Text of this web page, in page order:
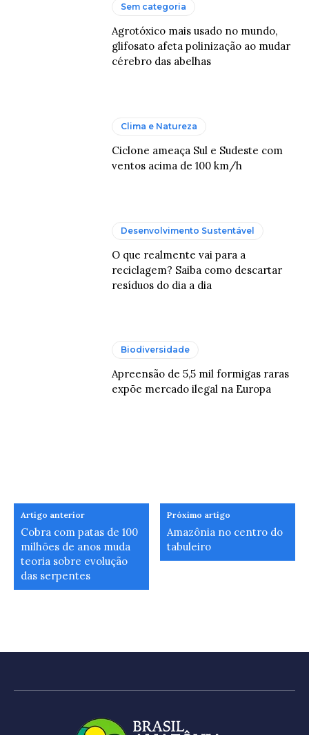
Sem categoria
Agrotóxico mais usado no mundo,
glifosato afeta polinização ao mudar
cérebro das abelhas
Clima e Natureza
Ciclone ameaça Sul e Sudeste com
ventos acima de 100 km/h
Desenvolvimento Sustentável
O que realmente vai para a
reciclagem? Saiba como descartar
resíduos do dia a dia
Biodiversidade
Apreensão de 5,5 mil formigas raras
expõe mercado ilegal na Europa
Artigo anterior
Cobra com patas de 100
milhões de anos muda
teoria sobre evolução
das serpentes
Próximo artigo
Amazônia no centro do
tabuleiro